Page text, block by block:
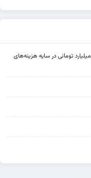
عملکرد متناقض بانک صادرات ؛ تراز مثبت ۸۸۲۲ میلیارد تومانی در سایه هزینه‌های